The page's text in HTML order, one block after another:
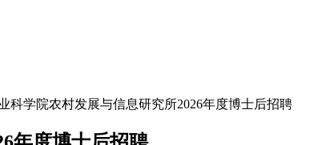
科学院农村发展与信息研究所2026年度博士后招聘